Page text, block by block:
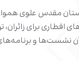
مقدس علوى
افطاری براى
نشست‌ها و